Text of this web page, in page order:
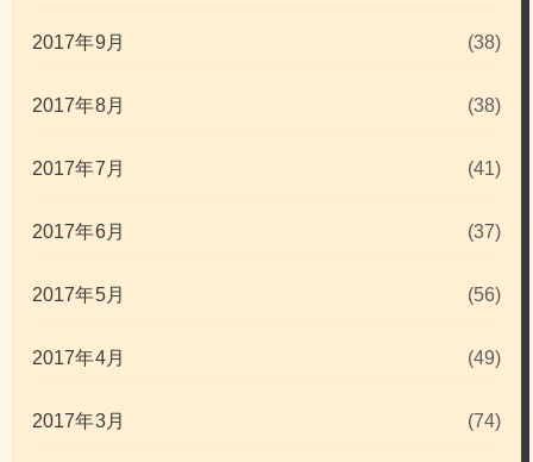
2017年9月 (38)
2017年8月 (38)
2017年7月 (41)
2017年6月 (37)
2017年5月 (56)
2017年4月 (49)
2017年3月 (74)